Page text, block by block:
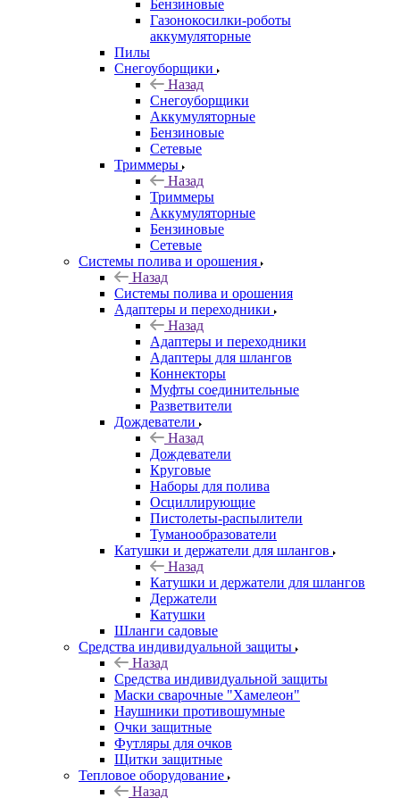
Бензиновые
Газонокосилки-роботы
аккумуляторные
Пилы
Снегоуборщики
Назад
Снегоуборщики
Аккумуляторные
Бензиновые
Сетевые
Триммеры
Назад
Триммеры
Аккумуляторные
Бензиновые
Сетевые
Системы полива и орошения
Назад
Системы полива и орошения
Адаптеры и переходники
Назад
Адаптеры и переходники
Адаптеры для шлангов
Коннекторы
Муфты соединительные
Разветвители
Дождеватели
Назад
Дождеватели
Круговые
Наборы для полива
Осциллирующие
Пистолеты-распылители
Туманообразователи
Катушки и держатели для шлангов
Назад
Катушки и держатели для шлангов
Держатели
Катушки
Шланги садовые
Средства индивидуальной защиты
Назад
Средства индивидуальной защиты
Маски сварочные "Хамелеон"
Наушники противошумные
Очки защитные
Футляры для очков
Щитки защитные
Тепловое оборудование
Назад